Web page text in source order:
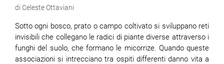
Celeste Ottaviani
Sotto ogni bosco, prato o campo coltivato si sviluppano reti
invisibili che collegano le radici di piante diverse attraverso i
funghi del suolo, che formano le micorrize. Quando queste
associazioni si intrecciano tra ospiti differenti danno vita a